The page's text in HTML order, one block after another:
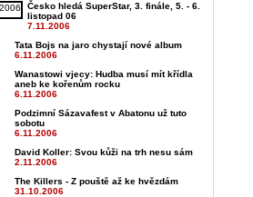
Česko hledá SuperStar, 3. finále, 5. - 6.
listopad 06
7.11.2006
Tata Bojs na jaro chystají nové album
6.11.2006
Wanastowi vjecy: Hudba musí mít křídla
aneb ke kořenům rocku
6.11.2006
Podzimní Sázavafest v Abatonu už tuto
sobotu
6.11.2006
David Koller: Svou kůži na trh nesu sám
2.11.2006
The Killers - Z pouště až ke hvězdám
31.10.2006